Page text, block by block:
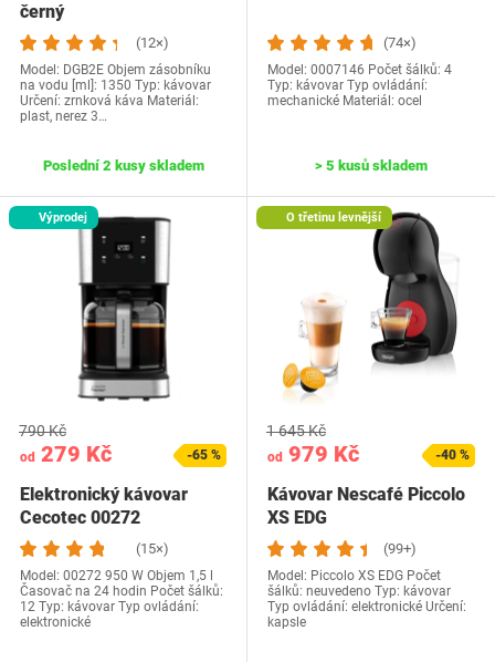
černý
(12×)
Model: DGB2E Objem zásobníku
na vodu [ml]: 1350 Typ: kávovar
Určení: zrnková káva Materiál:
plast, nerez 3…
Poslední 2 kusy skladem
(74×)
Model: ‎0007146 Počet šálků: 4
Typ: kávovar Typ ovládání:
mechanické Materiál: ocel
> 5 kusů skladem
Výprodej
od 279 Kč
790 Kč
-65 %
Elektronický kávovar
Cecotec 00272
(15×)
Model: ‎00272 950 W Objem 1,5 l
Časovač na 24 hodin Počet šálků:
12 Typ: kávovar Typ ovládání:
elektronické
O třetinu levnější
od 979 Kč
1 645 Kč
-40 %
Kávovar Nescafé Piccolo
XS EDG
(99+)
Model: Piccolo XS EDG Počet
šálků: neuvedeno Typ: kávovar
Typ ovládání: elektronické Určení:
kapsle